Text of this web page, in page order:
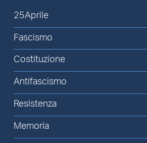
25Aprile
Fascismo
Costituzione
Antifascismo
Resistenza
Memoria